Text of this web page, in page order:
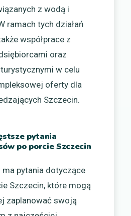
z wodą i
ramach tych działań
współprace z
oraz
w celu
oferty dla
Szczecin.
pytania
po porcie Szczecin
pytania dotyczące
Szczecin, które mogą
zaplanować swoją